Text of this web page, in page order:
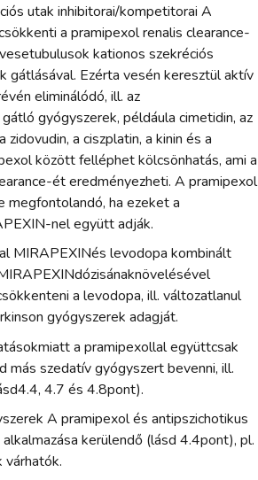
utak inhibitorai/kompetitorai A
a pramipexol renalis clearance-
kationos szekréciós
gátlásával. Ezérta vesén keresztül aktív
eliminálódó, ill. az
gyógyszerek, példáula cimetidin, az
zidovudin, a ciszplatin, a kinin és a
között felléphet kölcsönhatás, ami a
ét eredményezheti. A pramipexol
megfontolandó, ha ezeket a
nel együtt adják.
MIRAPEXINés levodopa kombinált
a levodopa, ill. változatlanul
gyógyszerek adagját.
a pramipexollal együttcsak
más szedatív gyógyszert bevenni, ill.
4.7 és 4.8pont).
A pramipexol és antipszichotikus
kerülendő (lásd 4.4pont), pl.
várhatók.